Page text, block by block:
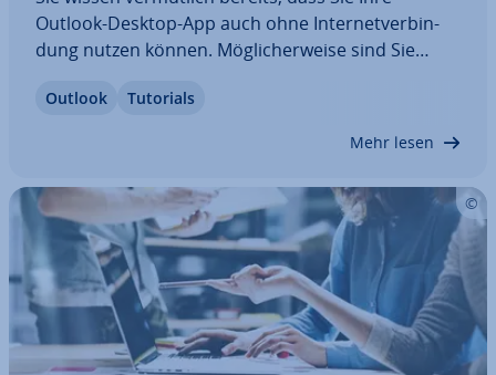
Outlook-Desktop-App auch ohne In­ter­net­ver­bin­
dung nutzen können. Mög­li­cher­wei­se sind Sie
vertraut. In diesem Artikel zeigen wir Ihnen anhand
Outlook Tutorials
Mehr lesen